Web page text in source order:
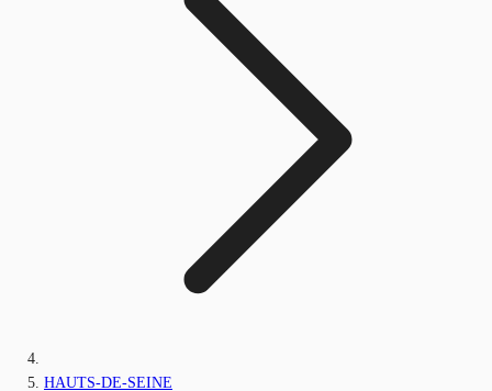
HAUTS-DE-SEINE